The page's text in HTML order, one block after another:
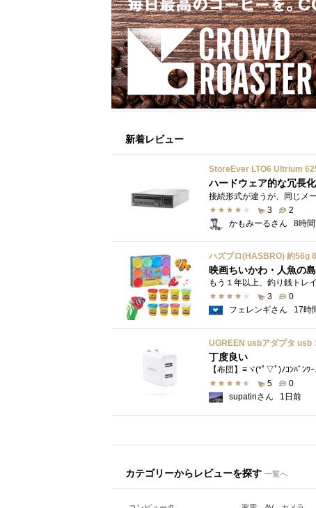
新着レビュー
StoreEver LTO6 Ultrium
ハードウェア的な冗長
3
2
かもみーるさん
8時
映画ちいかわ・人魚の
3
0
フェレンギさん
17時
丁度良い
【布団】≡ヾ(*ﾟ▽ﾟ)ﾉｺﾝﾊﾞﾝﾜ
5
0
supatinさん
1日前
カテゴリーからレビューを探す 一覧へ